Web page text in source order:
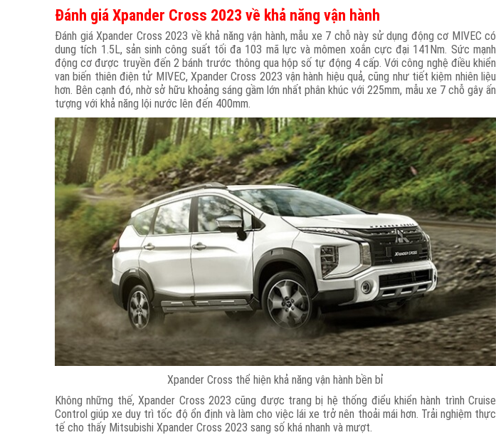
Đánh giá Xpander Cross 2023 về khả năng vận hành
Đánh giá Xpander Cross 2023 về khả năng vận hành, mẫu xe 7 chỗ này sử dụng động cơ MIVEC có
dung tích 1.5L, sản sinh công suất tối đa 103 mã lực và mômen xoắn cực đại 141Nm. Sức mạnh
động cơ được truyền đến 2 bánh trước thông qua hộp số tự động 4 cấp. Với công nghệ điều khiển
van biến thiên điện tử MIVEC, Xpander Cross 2023 vận hành hiệu quả, cũng như tiết kiệm nhiên liệu
hơn. Bên cạnh đó, nhờ sở hữu khoảng sáng gầm lớn nhất phân khúc với 225mm, mẫu xe 7 chỗ gây ấn
tượng với khả năng lội nước lên đến 400mm.
Xpander Cross thể hiện khả năng vận hành bền bỉ
Không những thế, Xpander Cross 2023 cũng được trang bị hệ thống điểu khiển hành trình Cruise
Control giúp xe duy trì tốc độ ổn định và làm cho việc lái xe trở nên thoải mái hơn. Trải nghiệm thực
tế cho thấy Mitsubishi Xpander Cross 2023 sang số khá nhanh và mượt.